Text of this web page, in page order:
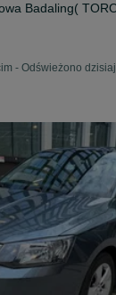
Badaling(
- Odświeżono